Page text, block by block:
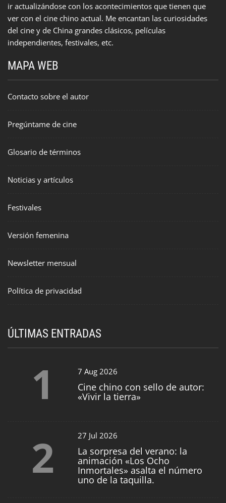
ir actualizándose con los acontecimientos que tienen que
ver con el cine chino actual. Me encantan las curiosidades
del cine y de China grandes clásicos, películas
independientes, festivales, etc.
MAPA WEB
Contacto sobre el autor
Pregúntame de cine
Glosario de términos
Noticias y artículos
Festivales
Versión femenina
Newsletter mensual
Política de privacidad
ÚLTIMAS ENTRADAS
1 7 Aug 2026
Cine chino con sello de autor:
«Vivir la tierra»
2 27 Jul 2026
La sorpresa del verano: la
animación «Los Ocho
Inmortales» asalta el número
uno de la taquilla.